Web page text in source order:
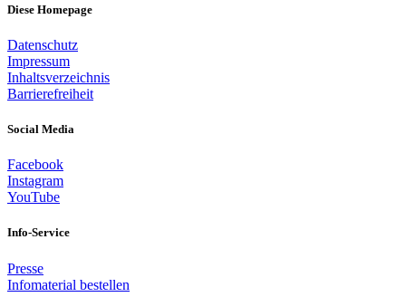
Diese Homepage
Datenschutz
Impressum
Inhaltsverzeichnis
Barrierefreiheit
Social Media
Facebook
Instagram
YouTube
Info-Service
Presse
Infomaterial bestellen